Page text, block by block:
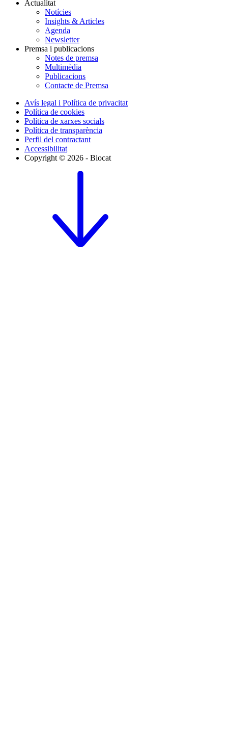
Actualitat
Notícies
Insights & Articles
Agenda
Newsletter
Premsa i publicacions
Notes de premsa
Multimèdia
Publicacions
Contacte de Premsa
Avís legal i Política de privacitat
Política de cookies
Política de xarxes socials
Política de transparència
Perfil del contractant
Accessibilitat
Copyright © 2026 - Biocat